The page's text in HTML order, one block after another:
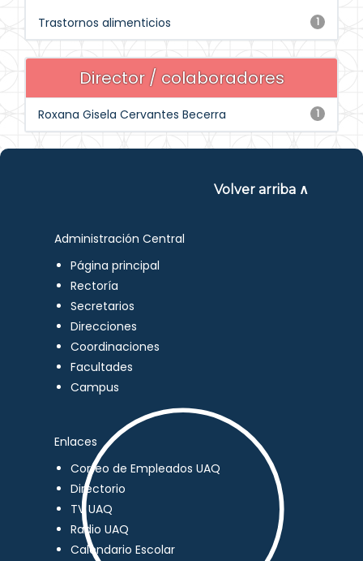
1
Trastornos alimenticios
Director / colaboradores
1
Roxana Gisela Cervantes Becerra
Volver arriba ∧
Administración Central
Página principal
Rectoría
Secretarios
Direcciones
Coordinaciones
Facultades
Campus
Enlaces
Correo de Empleados UAQ
Directorio
TV UAQ
Radio UAQ
Calendario Escolar